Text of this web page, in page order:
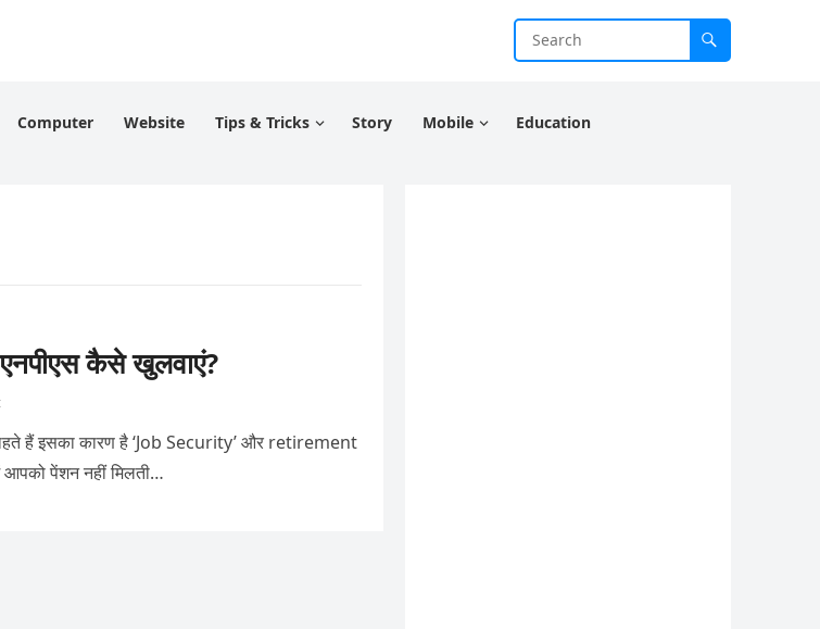
Computer Website Tips & Tricks Story Mobile Education
कैसे खुलवाएं?
हैं इसका कारण है ‘Job Security’ और retirement
आपको पेंशन नहीं मिलती…